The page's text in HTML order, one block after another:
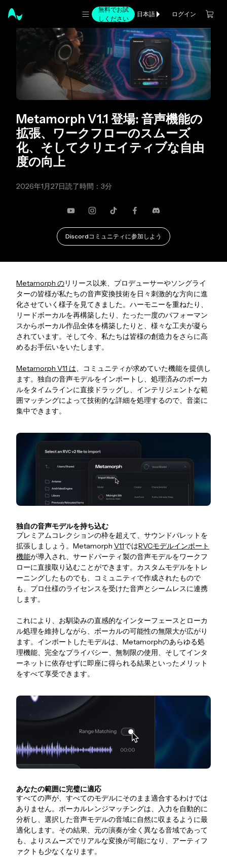
無料でお試
しください
日本語 ログイン
Metamorph V1.1 登場: 音声機能の
拡張、ワークフローのスムーズ
化、そしてクリエイティブな自由
度の向上
2026年1月27日読了時間：3分
YouTubeInstagram
TikTokFacebook
不和
Discordコミュニティに参加しよう
Metamorph のリリース以来、プロデューサーやソングライ
ターの皆様が私たちの音声変換技術を日々刺激的な方向に進
化させていく様子を見てきました。ハーモニーを重ねたり、
リードボーカルを再構築したり、たった一度のパフォーマン
スからボーカル作品全体を構築したりと、様々な工夫が凝ら
されています。そして今、私たちは皆様の創造力をさらに高
めるお手伝いをいたします。
Metamorph V1.1 は、コミュニティが求めていた機能を提供し
ます。独自の音声モデルをインポートし、処理済みのボーカ
ルをタイムラインに直接ドラッグし、インテリジェントな範
囲マッチングによって技術的な詳細を処理するので、音楽に
集中できます。
独自の音声モデルを持ち込む
プレミアムコレクションの枠を超えて、サウンドパレットを
拡張しましょう。Metamorph V1.1ではRVCモデルインポート
機能が導入され、サードパーティ製の音声モデルをワークフ
ローに直接取り込むことができます。カスタムモデルをトレ
ーニングしたものでも、コミュニティで作成されたもので
も、プロ仕様のライセンスを受けた音声とシームレスに連携
します。
これにより、お馴染みの直感的なインターフェースとローカ
ル処理を維持しながら、ボーカルの可能性の無限大が広がり
ます。インポートしたモデルは、Metamorphのあらゆる処
理機能、完全なプライバシー、無制限の使用、そしてインタ
ーネットに依存せずに即座に得られる結果といったメリット
をすべて享受できます。
あなたの範囲に完璧に適応
すべての声が、すべてのモデルにそのまま適合するわけでは
ありません。ボーカルレンジマッチングは、入力を自動的に
分析し、選択した音声モデルの音域に自然に収まるように最
適化します。その結果、元の演奏が全く異なる音域であって
も、よりスムーズでリアルな変換が可能になり、アーティフ
ァクトも少なくなります。